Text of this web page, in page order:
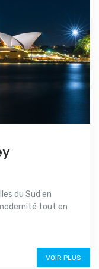
du Sud en
tout en
VOIR PLUS